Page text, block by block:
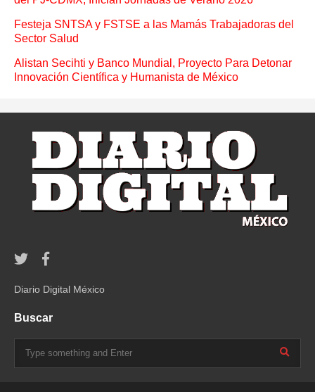
Festeja SNTSA y FSTSE a las Mamás Trabajadoras del
Sector Salud
Alistan Secihti y Banco Mundial, Proyecto Para Detonar
Innovación Científica y Humanista de México
Diario Digital México
Buscar